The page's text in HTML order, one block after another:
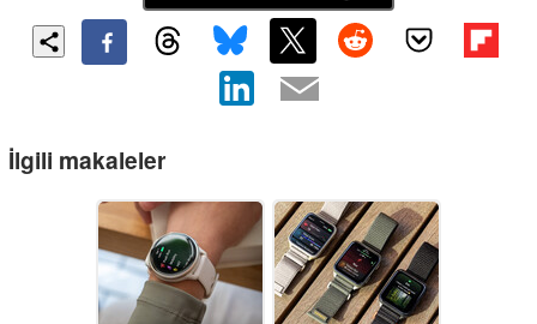
İlgili makaleler